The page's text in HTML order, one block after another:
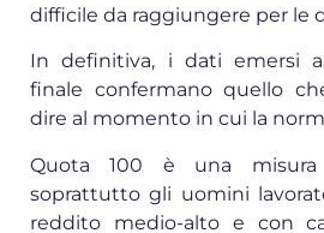
difficile da raggiungere per le
In definitiva, i dati emersi
finale confermano quello
dire al momento in cui la
Quota 100 è una
soprattutto gli uomini
reddito medio-alto e con